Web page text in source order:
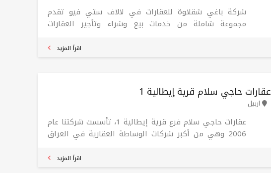
شركة باغي شقلاوة للعقارات في لالاف ستي فیو تقدم
مجموعة شاملة من خدمات بيع وشراء وتأجير العقارات
السكنية والتجارية في مدينة أربيل. تركز الشركة على تقديم
حلول عقارية مبتكرة تتوافق مع احتياجات السوق المحلي،
تعزيز وجودها في الأسواق الإقليمية والدولية.
اقرأ المزيد
عقارات حاجي سلام قرية إيطالية 1
اربيل
عقارات حاجي سلام فرع قرية إيطالية 1، تأسست شركتنا عام
2006 وهي من أكبر شركات الوساطة العقارية في العراق
وكردستان. بدأنا أنشطتنا العقارية بمكتب واحد. كان شعارنا
اقرأ المزيد